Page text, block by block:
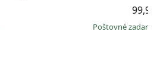
Poštovné